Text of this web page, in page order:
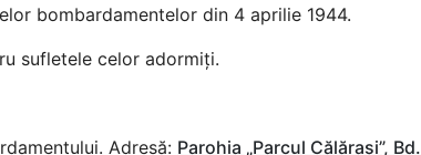
bombardamentelor din 4 aprilie 1944.
sufletele celor adormiți.
Adresă: Parohia „Parcul Călărași”, Bd.